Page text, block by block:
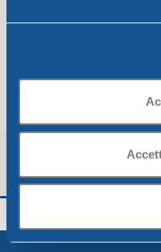
VASO GREENTIME 18 x h
1,57€